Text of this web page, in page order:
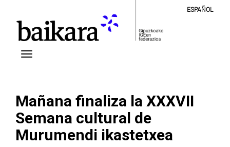
ESPAÑOL
Mañana finaliza la XXXVII
Semana cultural de
Murumendi ikastetxea